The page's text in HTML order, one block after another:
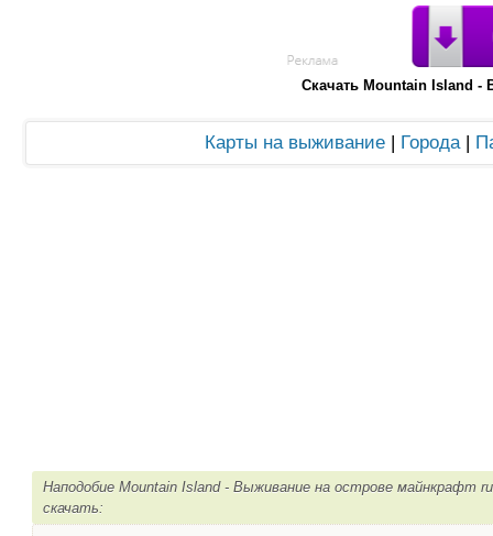
Скачать Mountain Island -
Карты на выживание| Города|
Наподобие Mountain Island - Выживание на острове майнкрафт
скачать: